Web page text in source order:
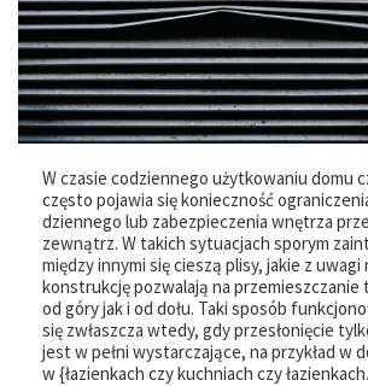
W czasie codziennego użytkowaniu domu
często pojawia się konieczność
dziennego lub zabezpieczenia wnętrza
zewnątrz. W takich sytuacjach sporym
między innymi się cieszą plisy, jakie z uwagi
konstrukcję pozwalają na przemieszczanie
od góry jak i od dołu. Taki sposób
się zwłaszcza wtedy, gdy przesłonięcie
jest w pełni wystarczające, na przykład w
w {łazienkach czy kuchniach czy łazienkach.